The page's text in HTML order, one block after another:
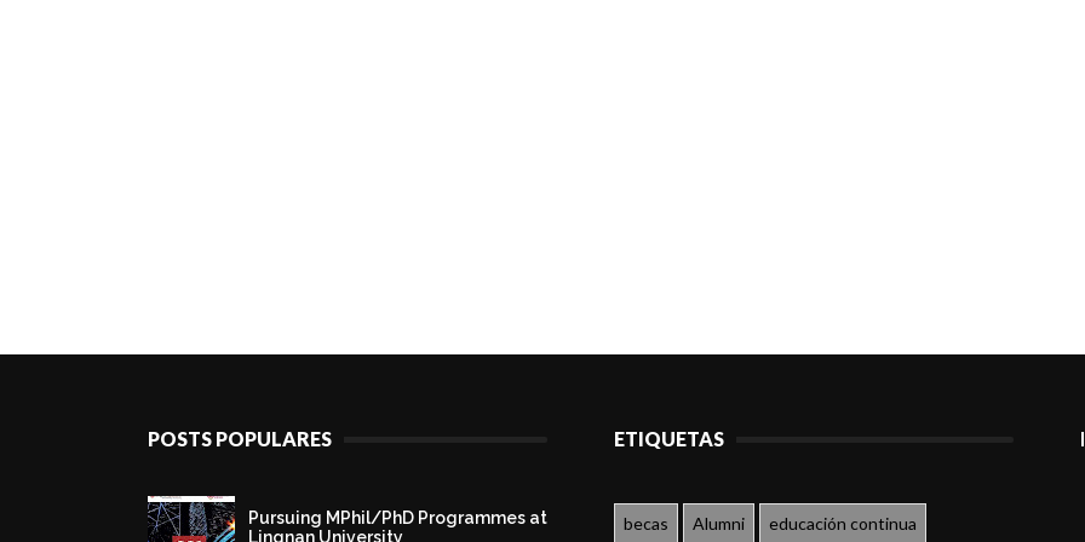
POSTS POPULARES
Pursuing MPhil/PhD Programmes at
Lingnan University
ETIQUETAS
becas Alumni educación continua